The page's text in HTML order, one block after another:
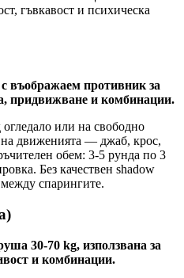
гъвкавост и психическа
въображаем противник за
придвижване и комбинации.
или на свободно
на движенията — джаб, крос,
обем: 3-5 рунда по 3
Без качествен shadow
между спарингите.
30-70 kg, използвана за
и комбинации.